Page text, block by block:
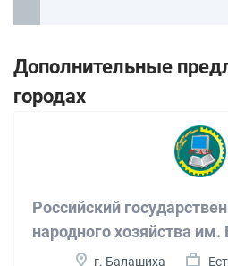
Дополнительные
городах
Российский
народного хозяйства
г. Балашиха